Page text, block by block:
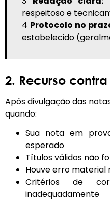
respeitoso e
4 Protocolo no
estabelecido
2. Recurso
Após divulgação das
quando:
Sua nota em
esperado
Títulos válidos não
Houve erro
Critérios de
inadequadamente